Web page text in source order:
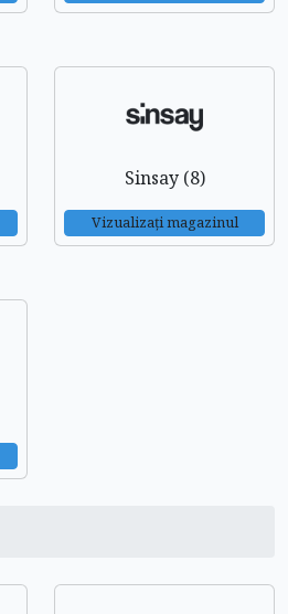
Sinsay (8)
Vizualizați magazinul